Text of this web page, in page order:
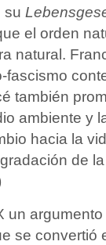
su
el orden
natural.
también
ambiente y
hacia la
de
argumento
se convertió